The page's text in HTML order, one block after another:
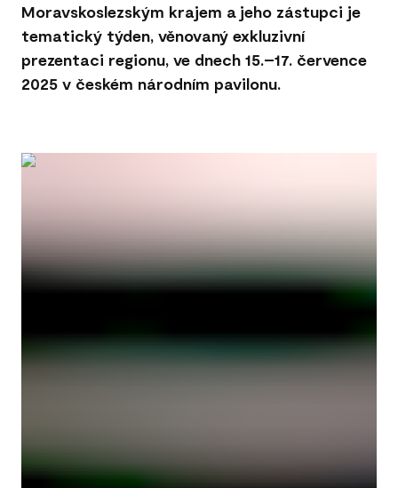
Moravskoslezským krajem a jeho zástupci je
tematický týden, věnovaný exkluzivní
prezentaci regionu, ve dnech 15.–17. července
2025 v českém národním pavilonu.